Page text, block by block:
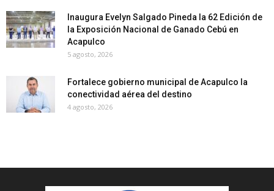
Inaugura Evelyn Salgado Pineda la 62 Edición de
la Exposición Nacional de Ganado Cebú en
Acapulco
5 agosto, 2026
Fortalece gobierno municipal de Acapulco la
conectividad aérea del destino
4 agosto, 2026